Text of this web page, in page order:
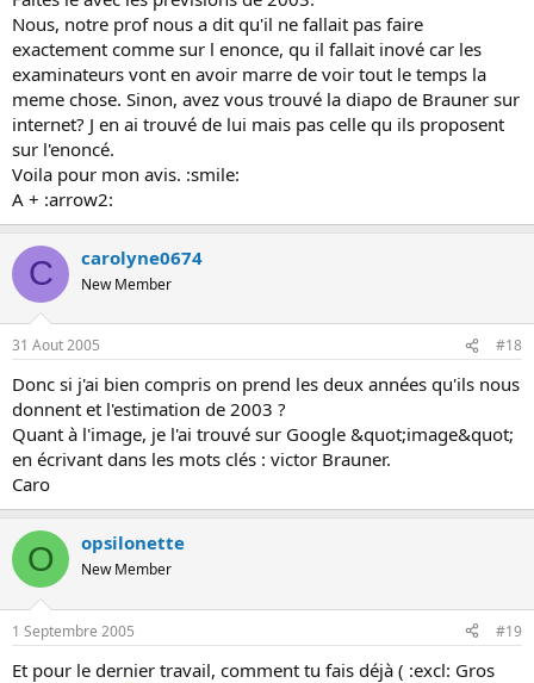
Nous, notre prof nous a dit qu'il ne fallait pas faire
exactement comme sur l enonce, qu il fallait inové car les
examinateurs vont en avoir marre de voir tout le temps la
meme chose. Sinon, avez vous trouvé la diapo de Brauner sur
internet? J en ai trouvé de lui mais pas celle qu ils proposent
sur l'enoncé.
Voila pour mon avis. :smile:
A + :arrow2:
C carolyne0674
New Member
31 Aout 2005 #18
Donc si j'ai bien compris on prend les deux années qu'ils nous
donnent et l'estimation de 2003 ?
Quant à l'image, je l'ai trouvé sur Google &quot;image&quot;
en écrivant dans les mots clés : victor Brauner.
Caro
O opsilonette
New Member
1 Septembre 2005 #19
Et pour le dernier travail, comment tu fais déjà ( :excl: Gros